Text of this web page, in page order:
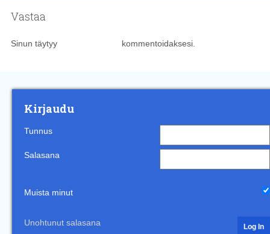
Vastaa
Sinun täytyy kommentoidaksesi.
Kirjaudu
Tunnus
Salasana
Muista minut
Unohtunut salasana